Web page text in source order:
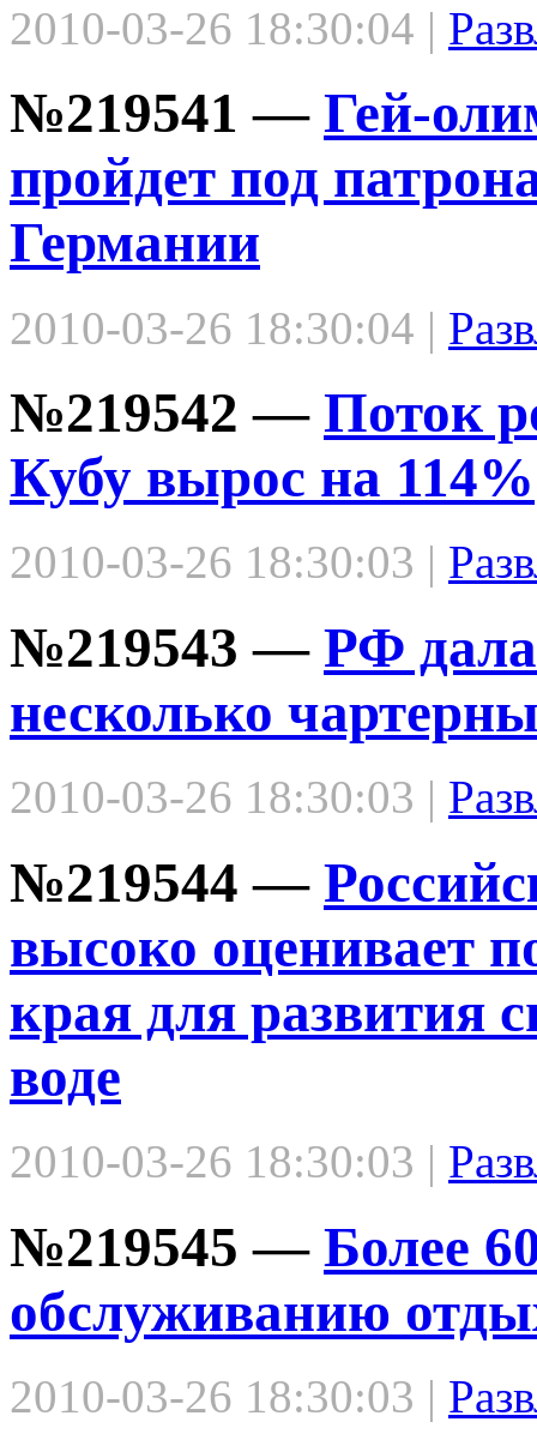
2010-03-26 18:30:04 |
№219541 — Гей-
пройдет под
Германии
2010-03-26 18:30:04 |
№219542 — Поток
Кубу вырос на 114%
2010-03-26 18:30:03 |
№219543 — РФ
несколько
2010-03-26 18:30:03 |
№219544 —
высоко оценивает
края для развития
воде
2010-03-26 18:30:03 |
№219545 — Более
обслуживанию
2010-03-26 18:30:03 |